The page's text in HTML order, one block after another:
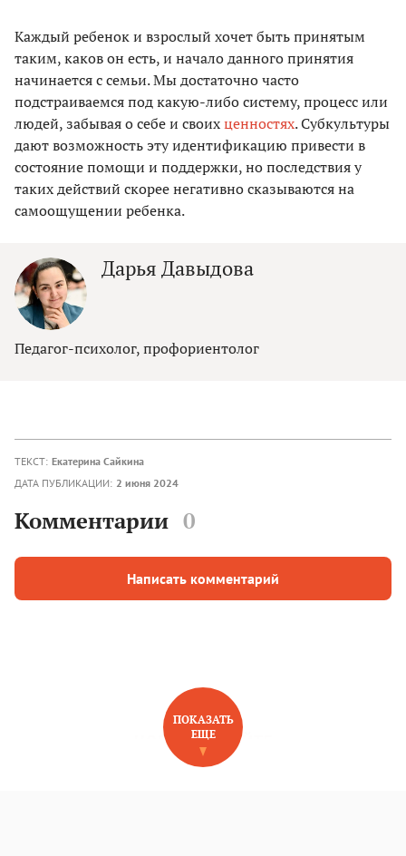
Каждый ребенок и взрослый хочет быть принятым
таким, каков он есть, и начало данного принятия
начинается с семьи. Мы достаточно часто
подстраиваемся под какую-либо систему, процесс или
людей, забывая о себе и своихценностях. Субкультуры
дают возможность эту идентификацию привести в
состояние помощи и поддержки, но последствия у
таких действий скорее негативно сказываются на
самоощущении ребенка.
Дарья Давыдова
Педагог-психолог, профориентолог
ТЕКСТ: Екатерина Сайкина
ДАТА ПУБЛИКАЦИИ: 2 июня 2024
Комментарии 0
Написать комментарий
НОВОЕ НА САЙТЕ
ПОКАЗАТЬ
ЕЩЕ